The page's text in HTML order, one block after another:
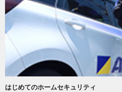
はじめてのホームセキュリティ